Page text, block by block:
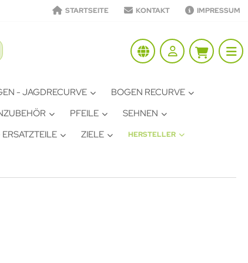
STARTSEITE KONTAKT IMPRESSUM
- JAGDRECURVE
BOGEN RECURVE
PFEILE
SEHNEN
ZIELE HERSTELLER